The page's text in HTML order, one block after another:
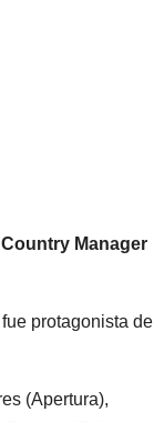
Country Manager
protagonista de
(Apertura),